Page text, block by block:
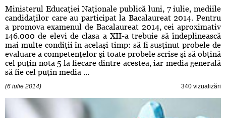
Ministerul Educaţiei Naţionale publică luni, 7 iulie, mediile
candidaţilor care au participat la Bacalaureat 2014. Pentru
a promova examenul de Bacalaureat 2014, cei aproximativ
146.000 de elevi de clasa a XII-a trebuie să îndeplinească
mai multe condiţii în acelaşi timp: să fi susţinut probele de
evaluare a competenţelor şi toate probele scrise şi să obţină
cel puţin nota 5 la fiecare dintre acestea, iar media generală
să fie cel puţin media ...
(6 iulie 2014) 340 vizualizări